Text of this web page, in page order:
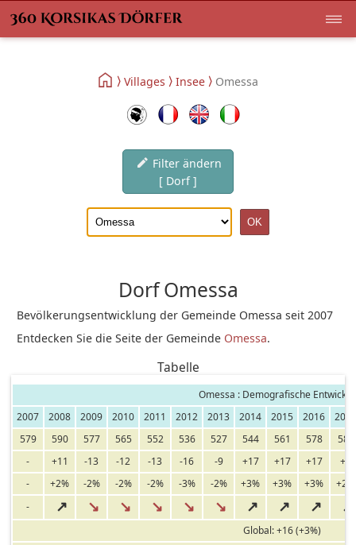
Villages Insee Omessa
Filter ändern
[ Dorf ]
Dorf Omessa
Bevölkerungsentwicklung der Gemeinde Omessa seit 2007
Entdecken Sie die Seite der Gemeinde Omessa.
Tabelle
Omessa : Demografische
2007
2008 2009 2010 2011 2012 2013 2014 2015 2016
579
590 577 565 552 536 527 544 561 578
587
-
+11 -13 -12 -13 -16 -9 +17 +17 +17
+9
-
+2% -2% -2% -2% -3% -2% +3% +3% +3%
+2%
-
↗ ↘ ↘ ↘ ↘ ↘ ↗ ↗ ↗ ↗
Global: +16 (+3%)